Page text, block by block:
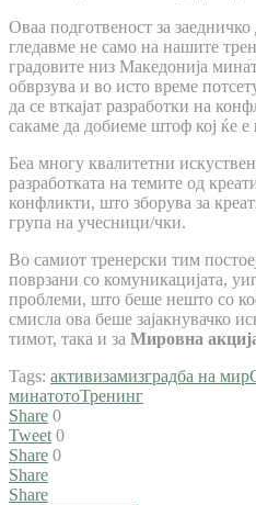
Оваа подготвеност за
гледавме не само на нашите
градовите низ Македонија
обврзува и во исто време
да се вткајат разработки на
сакаме да добиеме штоф кој ќе е
Беа многу квалитетни
разработката на темите од
конфликти, што зборува за
група на учесници/чки.
Во самиот тренерски тим
поврзани со комуникацијата,
проблеми, што беше нешто со
смисла ова беше зајакнувачко
тимот, така и за Мировна
Tags: активизамизградба на мир
минатотоТренинг
Share 0
Tweet 0
Share 0
Share
Share